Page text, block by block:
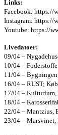
Links:
Facebook: https://
Instagram: https://
Youtube: https://
Livedatoer:
09/04 –
10/04 –
11/04 –
16/04 – RUST;
17/04 – Kulturium,
18/04 –
22/04 – Mantzius,
23/04 –